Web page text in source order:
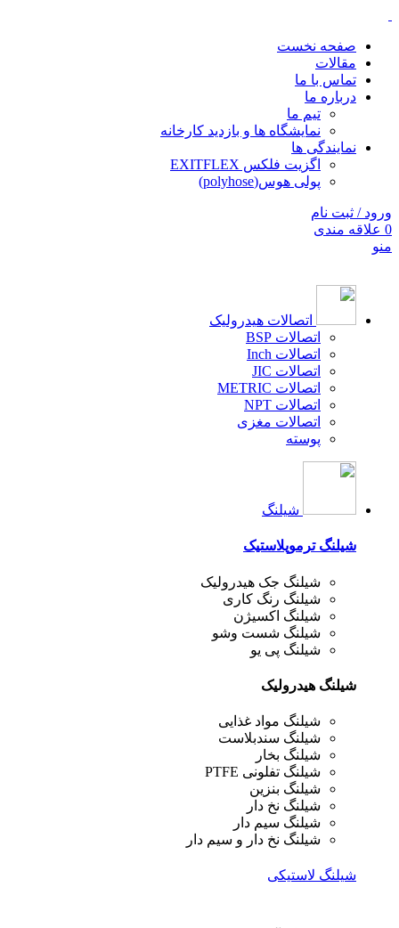
صفحه نخست
مقالات
تماس با ما
درباره ما
تیم ما
نمایشگاه ها و بازدید کارخانه
نمایندگی ها
اگزیت فلکس EXITFLEX
پولی هوس(polyhose)
ورود / ثبت نام
0 علاقه مندی
منو
اتصالات هیدرولیک
اتصالات BSP
اتصالات Inch
اتصالات JIC
اتصالات METRIC
اتصالات NPT
اتصالات مغزی
پوسته
شیلنگ
شیلنگ ترموپلاستیک
شیلنگ جک هیدرولیک
شیلنگ رنگ کاری
شیلنگ اکسیژن
شیلنگ شست وشو
شیلنگ پی یو
شیلنگ هیدرولیک
شیلنگ مواد غذایی
شیلنگ سندبلاست
شیلنگ بخار
شیلنگ تفلونی PTFE
شیلنگ بنزین
شیلنگ نخ دار
شیلنگ سیم دار
شیلنگ نخ دار و سیم دار
شیلنگ لاستیکی